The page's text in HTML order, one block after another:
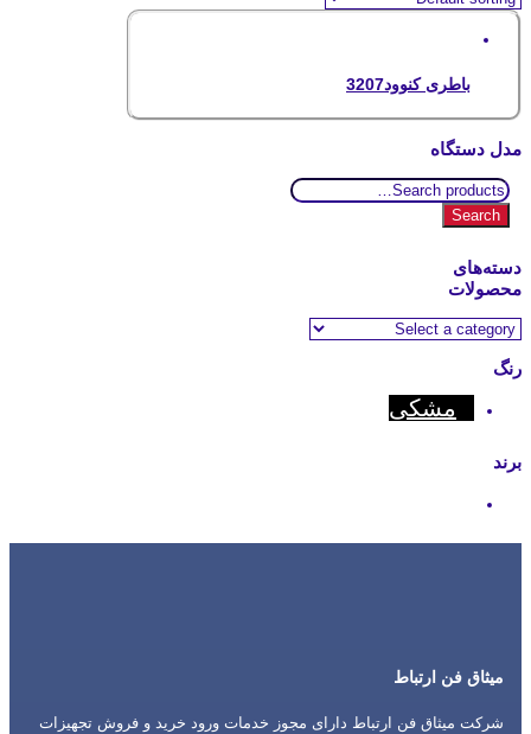
باطری کنوود3207
مدل دستگاه
Search
for:
Search
دسته‌های
محصولات
رنگ
مشکی
برند
میثاق فن ارتباط
شرکت میثاق فن ارتباط دارای مجوز خدمات ورود خرید و فروش تجهیزات